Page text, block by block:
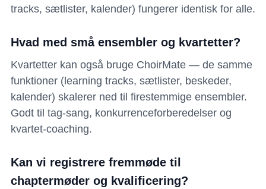
tracks, sætlister, kalender) fungerer identisk for alle.
Hvad med små ensembler og kvartetter?
Kvartetter kan også bruge ChoirMate — de samme
funktioner (learning tracks, sætlister, beskeder,
kalender) skalerer ned til firestemmige ensembler.
Godt til tag-sang, konkurrenceforberedelser og
kvartet-coaching.
Kan vi registrere fremmøde til
chaptermøder og kvalificering?